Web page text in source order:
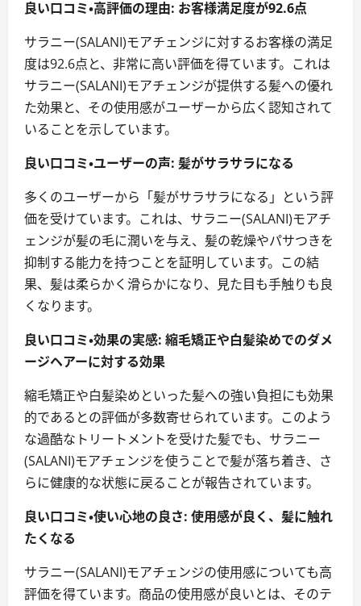
良い口コミ・高評価の理由: お客様満足度が92.6点
サラニー(SALANI)モアチェンジに対するお客様の満足
度は92.6点と、非常に高い評価を得ています。これは
サラニー(SALANI)モアチェンジが提供する髪への優れ
た効果と、その使用感がユーザーから広く認知されて
いることを示しています。
良い口コミ・ユーザーの声: 髪がサラサラになる
多くのユーザーから「髪がサラサラになる」という評
価を受けています。これは、サラニー(SALANI)モアチ
ェンジが髪の毛に潤いを与え、髪の乾燥やパサつきを
抑制する能力を持つことを証明しています。この結
果、髪は柔らかく滑らかになり、見た目も手触りも良
くなります。
良い口コミ・効果の実感: 縮毛矯正や白髪染めでのダメ
ージヘアーに対する効果
縮毛矯正や白髪染めといった髪への強い負担にも効果
的であるとの評価が多数寄せられています。このよう
な過酷なトリートメントを受けた髪でも、サラニー
(SALANI)モアチェンジを使うことで髪が落ち着き、さ
らに健康的な状態に戻ることが報告されています。
良い口コミ・使い心地の良さ: 使用感が良く、髪に触れ
たくなる
サラニー(SALANI)モアチェンジの使用感についても高
評価を得ています。商品の使用感が良いとは、そのテ